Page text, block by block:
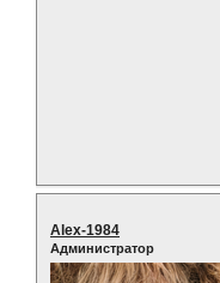
Alex-1984
Администратор